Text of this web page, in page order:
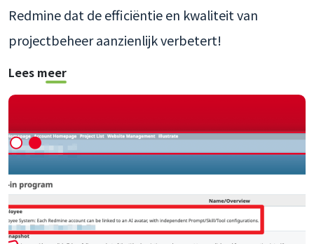
Redmine dat de efficiëntie en kwaliteit van
projectbeheer aanzienlijk verbetert!
Lees meer